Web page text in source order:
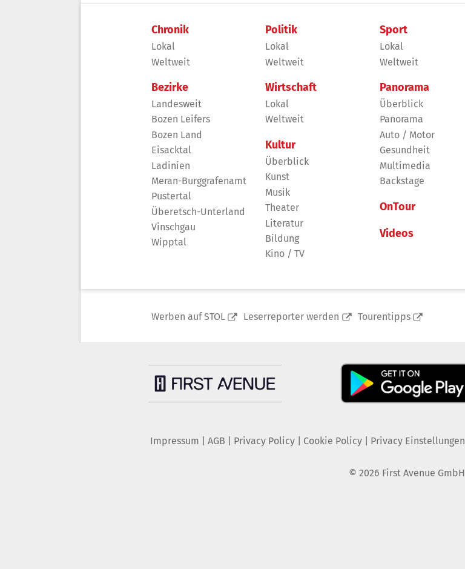
Chronik
Lokal
Weltweit
Bezirke
Landesweit
Bozen Leifers
Bozen Land
Eisacktal
Ladinien
Meran-Burggrafenamt
Pustertal
Überetsch-Unterland
Vinschgau
Wipptal
Politik
Lokal
Weltweit
Wirtschaft
Lokal
Weltweit
Kultur
Überblick
Kunst
Musik
Theater
Literatur
Bildung
Kino / TV
Sport
Lokal
Weltweit
Panorama
Überblick
Panorama
Auto / Motor
Gesundheit
Multimedia
Backstage
OnTour
Videos
Werben auf STOL Leserreporter werden Tourentipps
Impressum AGB Privacy Policy| Cookie Policy| Privacy Einstellungen
© 2026 First Avenue GmbH